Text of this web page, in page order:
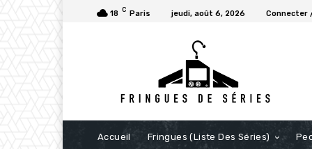
18 C Paris jeudi, août 6, 2026 Connecter
Accueil Fringues (Liste Des Séries)